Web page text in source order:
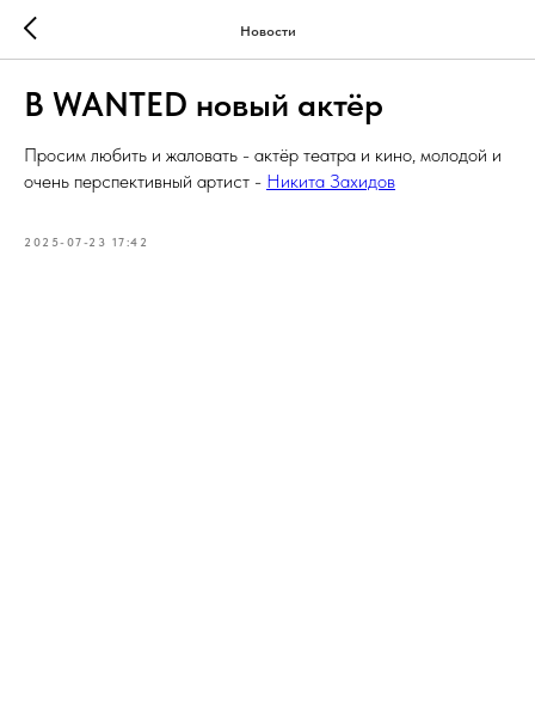
Новости
В WANTED новый актёр
Просим любить и жаловать - актёр театра и кино, молодой и
очень перспективный артист - Никита Захидов
2025-07-23 17:42